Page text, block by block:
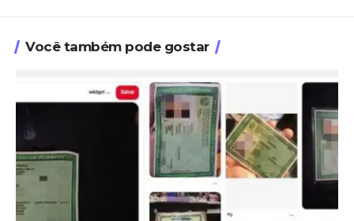
Você também pode gostar